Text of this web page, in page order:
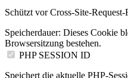
Schützt vor Cross-Site-
Speicherdauer: Dieses Cookie
Browsersitzung bestehen.
PHP SESSION ID
Speichert die aktuelle PHP-